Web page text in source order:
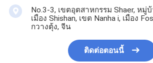
No.3-3, เขตอุตสาหกรรม Shaer, หมู่บ้
เมือง Shishan, เขต Nanha i, เมือง
กวางตุ้ง, จีน
ติดต่อตอนนี้